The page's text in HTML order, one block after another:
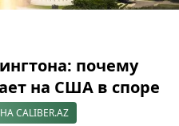
почему
на США в споре
CALIBER.AZ